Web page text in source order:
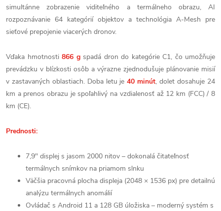
simultánne zobrazenie viditeľného a termálneho obrazu, AI
rozpoznávanie 64 kategórií objektov a technológia A-Mesh pre
sieťové prepojenie viacerých dronov.
Vďaka hmotnosti 866 gspadá dron do kategórie C1, čo umožňuje
prevádzku v blízkosti osôb a výrazne zjednodušuje plánovanie misií
v zastavaných oblastiach. Doba letu je40 minút, dolet dosahuje 24
km a prenos obrazu je spoľahlivý na vzdialenosť až 12 km (FCC) / 8
km (CE).
Prednosti:
7,9" displej s jasom 2000 nitov – dokonalá čitateľnosť
termálnych snímkov na priamom slnku
Väčšia pracovná plocha displeja (2048 × 1536 px) pre detailnú
analýzu termálnych anomálií
Ovládač s Android 11 a 128 GB úložiska – moderný systém s